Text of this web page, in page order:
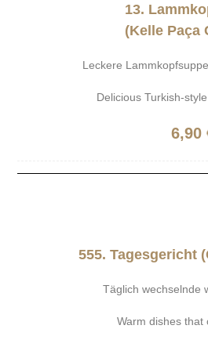
13.
(Kelle Paça
Leckere
Delicious Turkish-
6,90
555. Tagesgericht
Täglich wechselnde
Warm dishes that